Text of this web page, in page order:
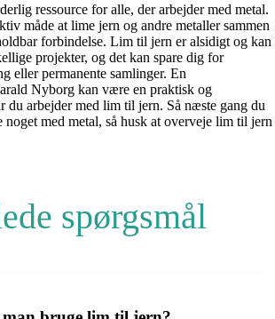
ressource for alle, der arbejder med metal.
måde at lime jern og andre metaller sammen
forbindelse. Lim til jern er alsidigt og kan
projekter, og det kan spare dig for
eller permanente samlinger. En
Nyborg kan være en praktisk og
du arbejder med lim til jern. Så næste gang du
noget med metal, så husk at overveje lim til jern
spørgsmål